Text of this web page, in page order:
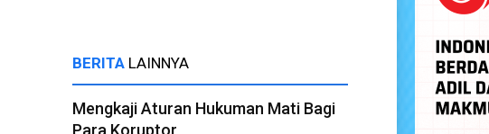
BERITA LAINNYA
Mengkaji Aturan Hukuman Mati Bagi
Para Koruptor